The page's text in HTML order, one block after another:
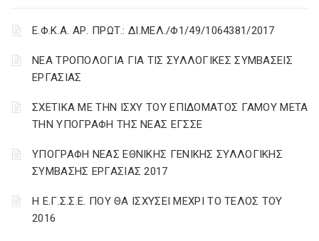
Ε.Φ.Κ.Α. ΑΡ. ΠΡΩΤ.: ΔΙ.ΜΕΛ./Φ1/49/1064381/2017
ΝΕΑ ΤΡΟΠΟΛΟΓΙΑ ΓΙΑ ΤΙΣ ΣΥΛΛΟΓΙΚΕΣ ΣΥΜΒΑΣΕΙΣ
ΕΡΓΑΣΙΑΣ
ΣΧΕΤΙΚΑ ΜΕ ΤΗΝ ΙΣΧΥ ΤΟΥ ΕΠΙΔΟΜΑΤΟΣ ΓΑΜΟΥ ΜΕΤΑ
ΤΗΝ ΥΠΟΓΡΑΦΗ ΤΗΣ ΝΕΑΣ ΕΓΣΣΕ
ΥΠΟΓΡΑΦΗ ΝΕΑΣ ΕΘΝΙΚΗΣ ΓΕΝΙΚΗΣ ΣΥΛΛΟΓΙΚΗΣ
ΣΥΜΒΑΣΗΣ ΕΡΓΑΣΙΑΣ 2017
Η Ε.Γ.Σ.Σ.Ε. ΠΟΥ ΘΑ ΙΣΧΥΣΕΙ ΜΕΧΡΙ ΤΟ ΤΕΛΟΣ ΤΟΥ
2016